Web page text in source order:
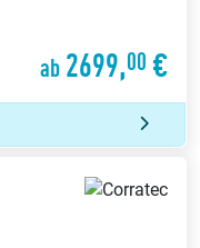
ab 2699,00 €